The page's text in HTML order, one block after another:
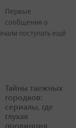
Первые
сообщения о
поступать ещё
Тайны таежных
городков:
сериалы, где
глухая
провинция